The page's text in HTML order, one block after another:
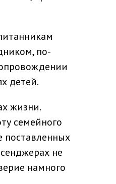
по-
детей.
жизни.
семейного
поставленных
не
намного